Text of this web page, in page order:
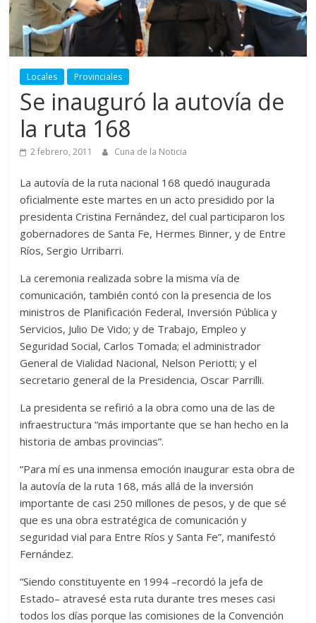
Locales Provinciales
Se inauguró la autovía de
la ruta 168
2 febrero, 2011 Cuna de la Noticia
La autovía de la ruta nacional 168 quedó inaugurada
oficialmente este martes en un acto presidido por la
presidenta Cristina Fernández, del cual participaron los
gobernadores de Santa Fe, Hermes Binner, y de Entre
Ríos, Sergio Urribarri.
La ceremonia realizada sobre la misma vía de
comunicación, también contó con la presencia de los
ministros de Planificación Federal, Inversión Pública y
Servicios, Julio De Vido; y de Trabajo, Empleo y
Seguridad Social, Carlos Tomada; el administrador
General de Vialidad Nacional, Nelson Periotti; y el
secretario general de la Presidencia, Oscar Parrilli.
La presidenta se refirió a la obra como una de las de
infraestructura “más importante que se han hecho en la
historia de ambas provincias”.
“Para mí es una inmensa emoción inaugurar esta obra de
la autovía de la ruta 168, más allá de la inversión
importante de casi 250 millones de pesos, y de que sé
que es una obra estratégica de comunicación y
seguridad vial para Entre Ríos y Santa Fe”, manifestó
Fernández.
“Siendo constituyente en 1994 –recordó la jefa de
Estado– atravesé esta ruta durante tres meses casi
todos los días porque las comisiones de la Convención